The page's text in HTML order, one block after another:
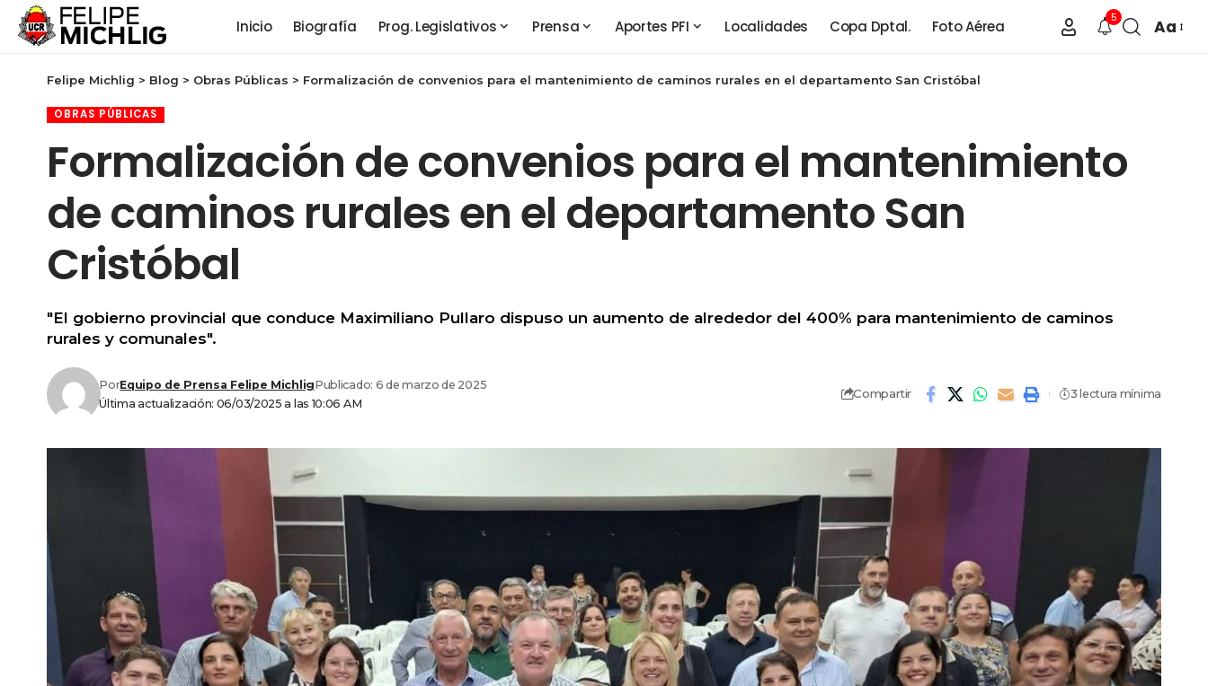
Inicio Biografía Prog. Legislativos Prensa Aportes PFI Localidades Copa Dptal. Foto Aérea
5 Aa
Felipe Michlig > Blog > Obras Públicas > Formalización de convenios para el mantenimiento de caminos rurales en el departamento San Cristóbal
OBRAS PÚBLICAS
Formalización de convenios para el mantenimiento
de caminos rurales en el departamento San
Cristóbal
"El gobierno provincial que conduce Maximiliano Pullaro dispuso un aumento de alrededor del 400% para mantenimiento de caminos
rurales y comunales".
Última actualización: 06/03/2025 a las 10:06 AM
PorEquipo de Prensa Felipe MichligPublicado: 6 de marzo de 2025
Compartir 3 lectura mínima